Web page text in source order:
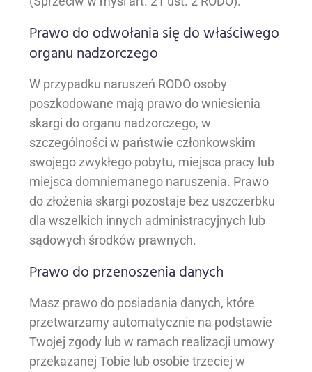
Prawo do odwołania się do właściwego
organu nadzorczego
W przypadku naruszeń RODO osoby
poszkodowane mają prawo do wniesienia
skargi do organu nadzorczego, w
szczególności w państwie członkowskim
swojego zwykłego pobytu, miejsca pracy lub
miejsca domniemanego naruszenia. Prawo
do złożenia skargi pozostaje bez uszczerbku
dla wszelkich innych administracyjnych lub
sądowych środków prawnych.
Prawo do przenoszenia danych
Masz prawo do posiadania danych, które
przetwarzamy automatycznie na podstawie
Twojej zgody lub w ramach realizacji umowy
przekazanej Tobie lub osobie trzeciej w